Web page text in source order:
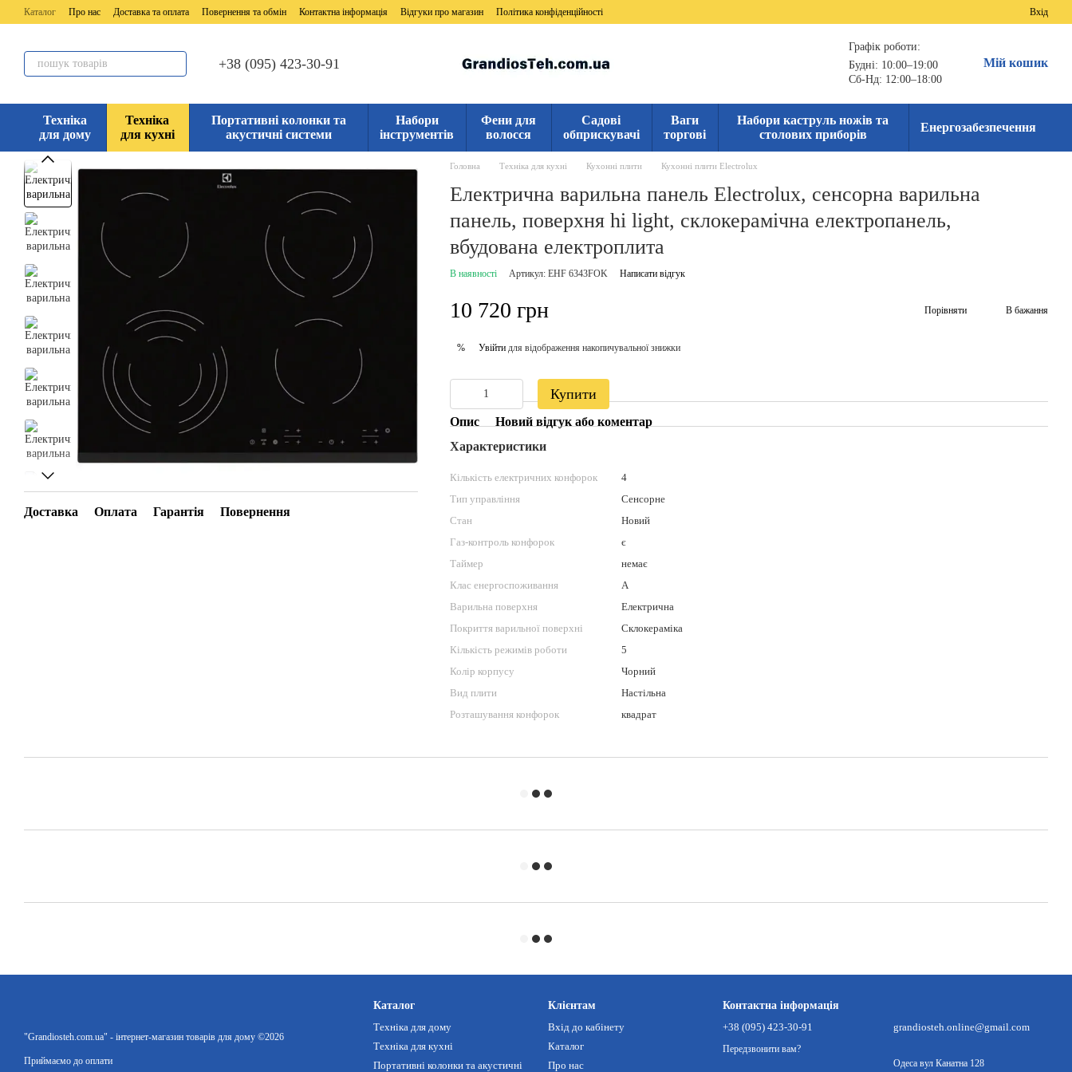
Перейти до основного контенту
Каталог Про нас Доставка та оплата Повернення та обмін Контактна інформація Відгуки про магазин Політика конфіденційності Вхід
+38 (095) 423-30-91
Графік роботи:
Будні: 10:00–19:00
Сб-Нд: 12:00–18:00
Мій кошик
Техніка
для дому
Техніка
для кухні
Портативні колонки та
акустичні системи
Набори
інструментів
Фени для
волосся
Садові
обприскувачі
Ваги
торгові
Набори каструль ножів та
столових приборів
Енергозабезпечення
Доставка Оплата Гарантія Повернення
Головна Техніка для кухні Кухонні плити Кухонні плити Electrolux
Електрична варильна панель Electrolux, сенсорна варильна
панель, поверхня hi light, склокерамічна електропанель,
вбудована електроплита
В наявності Артикул: EHF 6343FOK Написати відгук
10 720 грн Порівняти В бажання
% Увійтидля відображення накопичувальної знижки
Купити
Опис
Новий відгук або коментар
Характеристики
Кількість електричних конфорок
4
Тип управління
Сенсорне
Стан
Новий
Газ-контроль конфорок
є
Таймер
немає
Клас енергоспоживання
А
Варильна поверхня
Електрична
Покриття варильної поверхні
Склокераміка
Кількість режимів роботи
5
Колір корпусу
Чорний
Вид плити
Настільна
Розташування конфорок
квадрат
"Grandiosteh.com.ua" - інтернет-магазин товарів для дому ©2026
Приймаємо до оплати
Каталог
Техніка для дому
Техніка для кухні
Портативні колонки та акустичні
Клієнтам
Вхід до кабінету
Каталог
Про нас
Контактна інформація
+38 (095) 423-30-91
Передзвонити вам?
grandiosteh.online@gmail.com
Одеса вул Канатна 128